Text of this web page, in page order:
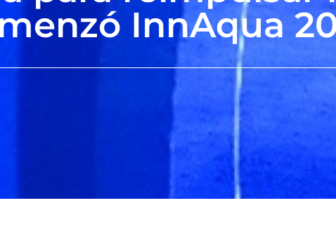
InnAqua